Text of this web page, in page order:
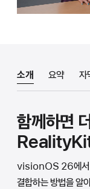
소개 요약 자
함께하면
visionOS 26에
결합하는 방법을 알